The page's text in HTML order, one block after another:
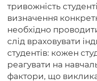
тривожність
визначення
необхідно
слід враховувати
студентів: кожен
реагувати на
фактори, що